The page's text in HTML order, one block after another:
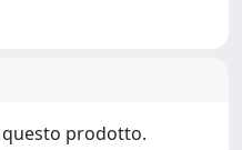
questo prodotto.